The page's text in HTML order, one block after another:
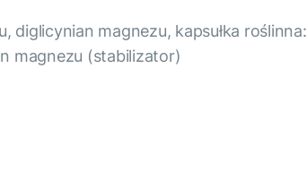
diglicynian magnezu, kapsułka roślinna:
magnezu (stabilizator)